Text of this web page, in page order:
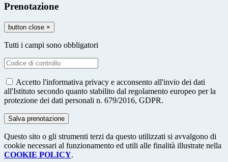
Prenotazione
button close ×
Tutti i campi sono obbligatori
Accetto l'informativa privacy e acconsento all'invio dei dati
all'Istituto secondo quanto stabilito dal regolamento europeo per la
protezione dei dati personali n. 679/2016, GDPR.
Questo sito o gli strumenti terzi da questo utilizzati si avvalgono di
cookie necessari al funzionamento ed utili alle finalità illustrate nella
COOKIE POLICY.